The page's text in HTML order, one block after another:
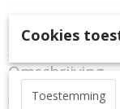
Specificaties
Productcode
3126VSU-12011
EAN code
Omschrijving
Productinformatie
Cookies
Toestemming